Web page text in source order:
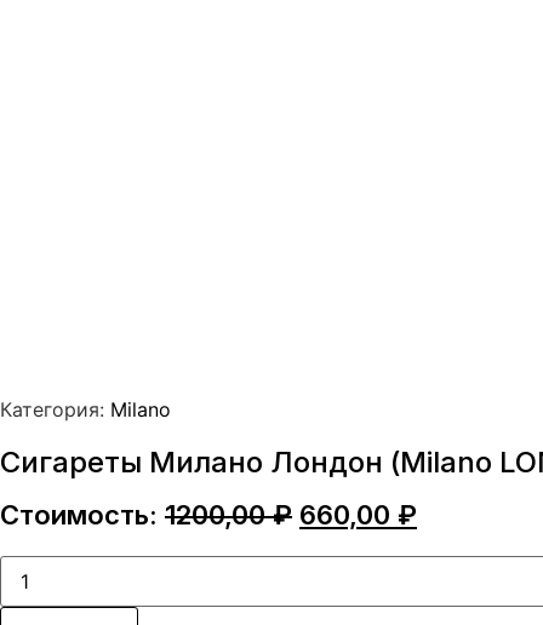
Категория: Milano
Сигареты Милано Лондон (Milano
Стоимость: 1200,00₽ Первоначальная
составляла
660,00 ₽
660,00 ₽.
Количество
товара
Сигареты